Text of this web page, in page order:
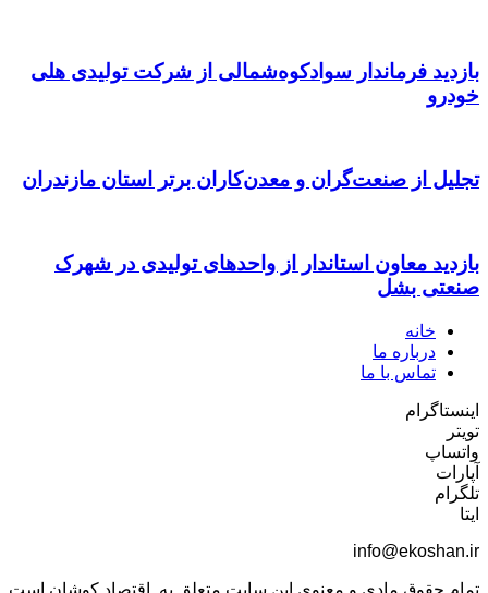
بازدید فرماندار سوادکوه‌شمالی از شرکت تولیدی هلی
خودرو
تجلیل از صنعت‌گران و معدن‌کاران برتر استان مازندران
بازدید معاون استاندار از واحدهای تولیدی در شهرک
صنعتی بشل
خانه
درباره ما
تماس با ما
اینستاگرام
تویتر
واتساپ
آپارات
تلگرام
ایتا
info@ekoshan.ir